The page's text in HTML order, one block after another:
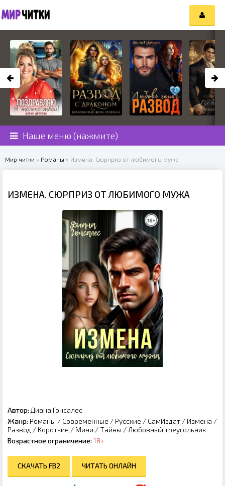
Наше меню (нажмите)
Мир читки » Романы » Измена. Сюрприз от любимого мужа
ИЗМЕНА. СЮРПРИЗ ОТ ЛЮБИМОГО МУЖА
Автор: Диана Гонсалес
Жанр: Романы / Современные / Русские / СамИздат / Измена /
Развод / Короткие / Мини /Тайны / Любовный треугольник
Возрастное ограничение: 18+
СКАЧАТЬ FB2 ЧИТАТЬ ОНЛАЙН